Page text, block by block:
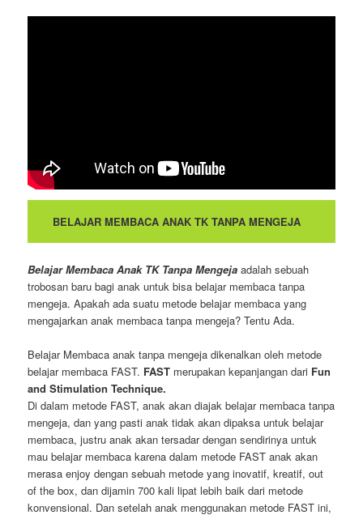
BELAJAR MEMBACA ANAK TK TANPA MENGEJA
Belajar Membaca Anak TK Tanpa Mengeja adalah sebuah
trobosan baru bagi anak untuk bisa belajar membaca tanpa
mengeja. Apakah ada suatu metode belajar membaca yang
mengajarkan anak membaca tanpa mengeja? Tentu Ada.
Belajar Membaca anak tanpa mengeja dikenalkan oleh metode
belajar membaca FAST. FAST merupakan kepanjangan dari Fun
and Stimulation Technique.
Di dalam metode FAST, anak akan diajak belajar membaca tanpa
mengeja, dan yang pasti anak tidak akan dipaksa untuk belajar
membaca, justru anak akan tersadar dengan sendirinya untuk
mau belajar membaca karena dalam metode FAST anak akan
merasa enjoy dengan sebuah metode yang inovatif, kreatif, out
of the box, dan dijamin 700 kali lipat lebih baik dari metode
konvensional. Dan setelah anak menggunakan metode FAST ini,